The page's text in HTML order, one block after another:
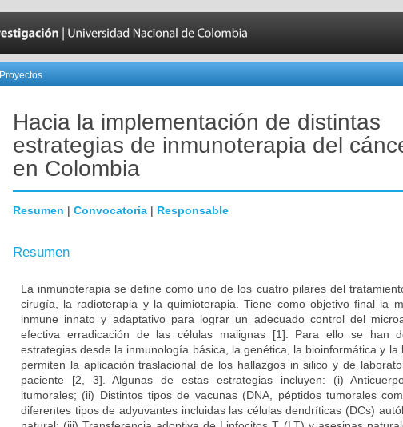
Proyectos
Hacia la implementación de distintas
estrategias de inmunoterapia del
en Colombia
Resumen | Convocatoria | Responsable
Resumen
La inmunoterapia se define como uno de los cuatro pilares del
cirugía, la radioterapia y la quimioterapia. Tiene como objetivo final la
inmune innato y adaptativo para lograr un adecuado control del
efectiva erradicación de las células malignas [1]. Para ello se han
estrategias desde la inmunología básica, la genética, la bioinformática y la
permiten la aplicación traslacional de los hallazgos in silico y de
paciente [2, 3]. Algunas de estas estrategias incluyen: (i)
itumorales; (ii) Distintos tipos de vacunas (DNA, péptidos tumorales
diferentes tipos de adyuvantes incluidas las células dendríticas (DCs)